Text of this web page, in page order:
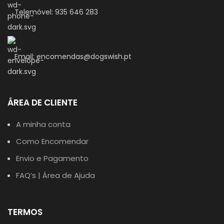
Telemóvel: 935 646 283
Email: encomendas@dogswish.pt
ÁREA DE CLIENTE
A minha conta
Como Encomendar
Envio e Pagamento
FAQ’s | Área de Ajuda
TERMOS